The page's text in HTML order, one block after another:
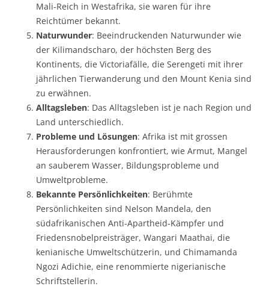
Mali-Reich in Westafrika, sie waren für ihre
Reichtümer bekannt.
Naturwunder: Beeindruckenden Naturwunder wie
der Kilimandscharo, der höchsten Berg des
Kontinents, die Victoriafälle, die Serengeti mit ihrer
jährlichen Tierwanderung und den Mount Kenia sind
zu erwähnen.
Alltagsleben: Das Alltagsleben ist je nach Region und
Land unterschiedlich.
Probleme und Lösungen: Afrika ist mit grossen
Herausforderungen konfrontiert, wie Armut, Mangel
an sauberem Wasser, Bildungsprobleme und
Umweltprobleme.
Bekannte Persönlichkeiten: Berühmte
Persönlichkeiten sind Nelson Mandela, den
südafrikanischen Anti-Apartheid-Kämpfer und
Friedensnobelpreisträger, Wangari Maathai, die
kenianische Umweltschützerin, und Chimamanda
Ngozi Adichie, eine renommierte nigerianische
Schriftstellerin.